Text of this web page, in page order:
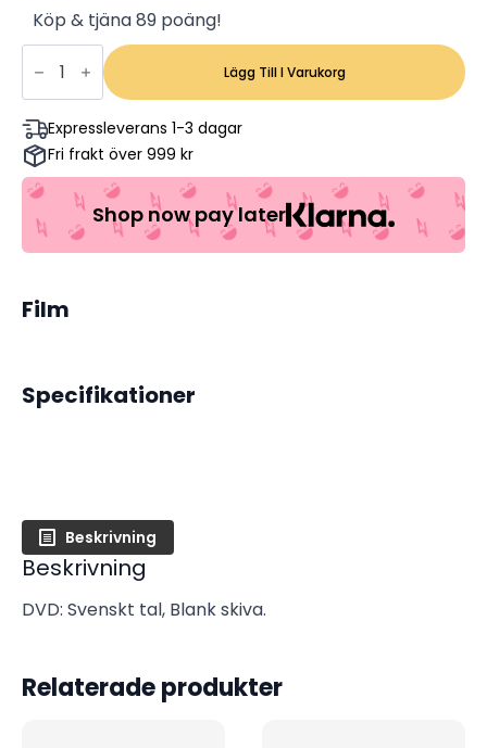
Köp & tjäna 89 poäng!
Pingvinerna
Från
Madagaskar:
Kung
Julien
Glada
Dagar
(Begagnad)
mängd
Lägg Till I Varukorg
Expressleverans 1-3 dagar
Fri frakt över 999 kr
Shop now pay later
Film
Specifikationer
Beskrivning
Beskrivning
DVD: Svenskt tal, Blank skiva.
Relaterade produkter